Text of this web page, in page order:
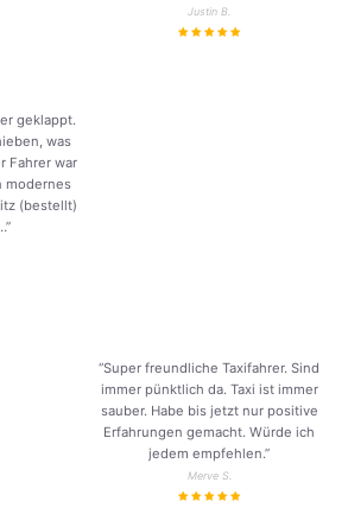
Justin B.
geklappt.
was
Fahrer war
modernes
(bestellt)
“Super freundliche Taxifahrer. Sind
immer pünktlich da. Taxi ist immer
sauber. Habe bis jetzt nur positive
Erfahrungen gemacht. Würde ich
jedem empfehlen.”
Merve S.